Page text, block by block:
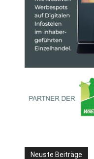
Neuste Beiträge